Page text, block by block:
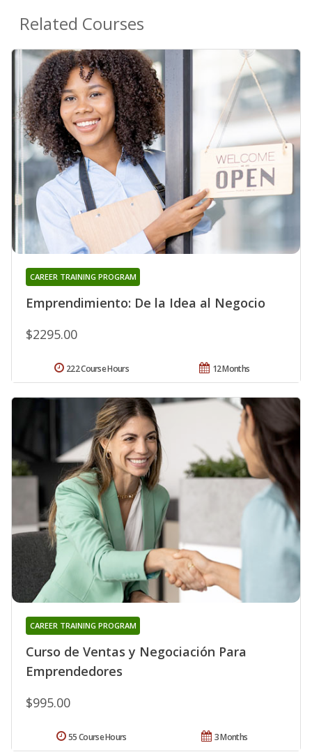
Related Courses
Emprendimiento: De la Idea al Negocio
CAREER TRAINING PROGRAM
$2295.00
12 Months
222 Course Hours
Curso de Ventas y Negociación Para
Emprendedores
CAREER TRAINING PROGRAM
$995.00
3 Months
55 Course Hours